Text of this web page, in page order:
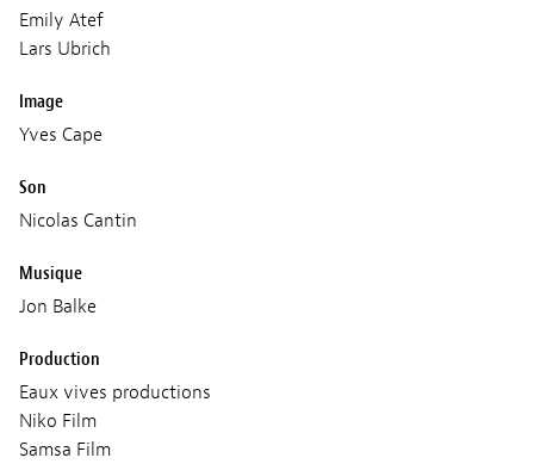
Emily Atef
Lars Ubrich
Image
Yves Cape
Son
Nicolas Cantin
Musique
Jon Balke
Production
Eaux vives productions
Niko Film
Samsa Film